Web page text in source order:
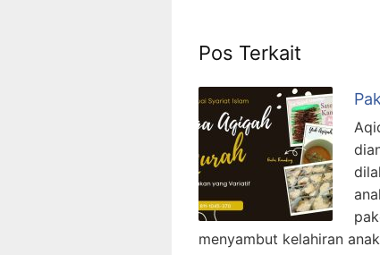
Pos Terkait
menyambut kelahiran